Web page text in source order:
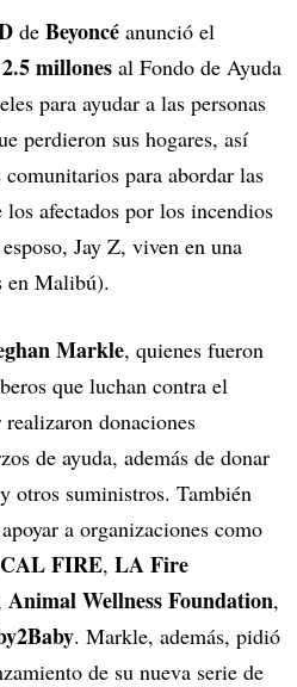
de Beyoncé anunció el
millones al Fondo de Ayuda
para ayudar a las personas
perdieron sus hogares, así
para abordar las
los afectados por los incendios
Jay Z, viven en una
en Malibú).
Markle, quienes fueron
que luchan contra el
donaciones
de ayuda, además de donar
otros suministros. También
a organizaciones como
CAL FIRE, LA Fire
Animal Wellness Foundation,
. Markle, además, pidió
de su nueva serie de